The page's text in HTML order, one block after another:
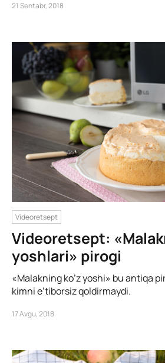
21 Sentabr, 2018
Videoretsept
Videoretsept:
yoshlari» pirogi
«Malakning ko’z yoshi» bu antiqa
kimni e’tiborsiz qoldirmaydi.
17 Avgu, 2018